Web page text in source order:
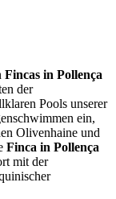
Fincas in Pollença
der
Pools unserer
ein,
Olivenhaine und
Finca in Pollença
mit der